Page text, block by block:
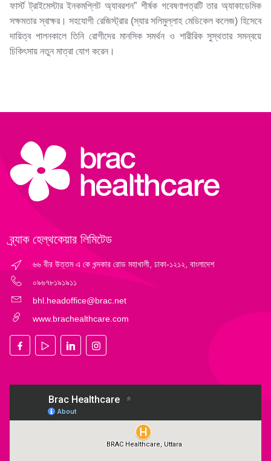
ফার্স্ট ট্রাইমেস্টার ইনকমপ্লিট অ্যাবরশন” শীর্ষক গবেষণাপত্রটি তার অ্যাকাডেমিক
সক্ষমতার স্বাক্ষর। সহযোগী রেজিস্ট্রার (স্যার সলিমুল্লাহ মেডিকেল কলেজ) হিসেবে
দায়িত্ব পালনকালে তিনি রোগীদের মানসিক সমর্থন ও শারীরিক সুস্থতার সমন্বয়ে
চিকিৎসায় নতুন মাত্রা যোগ করেন।
ব্র্যাক হেল্‌থকেয়ার লিমিটেড
৬৬ বীর উত্তম এ কে খন্দকার রোড মহাখালী, ঢাকা-১২১২, বাংলাদেশ
০৯৬৭৮১৯১৯১১
bhl.headoffice@brac.net
www.brachealthcare.com